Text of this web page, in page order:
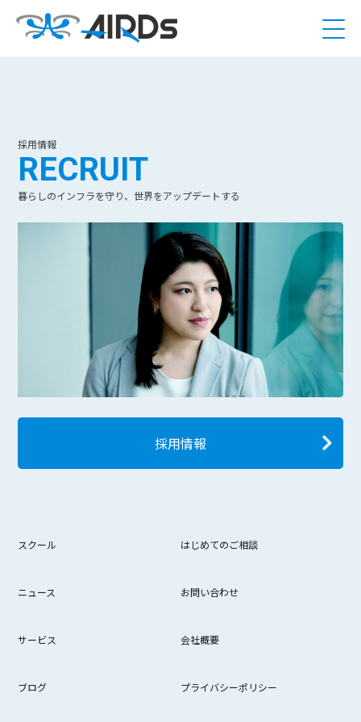
採用情報
RECRUIT
暮らしのインフラを守り、世界をアップデートする
採用情報
スクール はじめてのご相談
ニュース お問い合わせ
サービス 会社概要
ブログ プライバシーポリシー